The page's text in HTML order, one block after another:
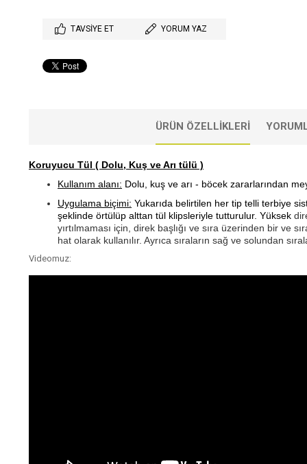
TAVSIYE ET YORUM YAZ
ÜRÜN ÖZELLIKLERI
Koruyucu Tül ( Dolu, Kuş ve Arı tülü )
Kullanım alanı: Dolu, kuş ve arı - böcek zararlarından
Uygulama biçimi: Yukarıda belirtilen her tip telli terbiye
şeklinde örtülüp alttan tül klipsleriyle tutturulur. Yüksek
yırtılmaması için, direk başlığı ve sıra üzerinden bir ve
hat olarak kullanılır. Ayrıca sıraların sağ ve solundan
Videomuz: